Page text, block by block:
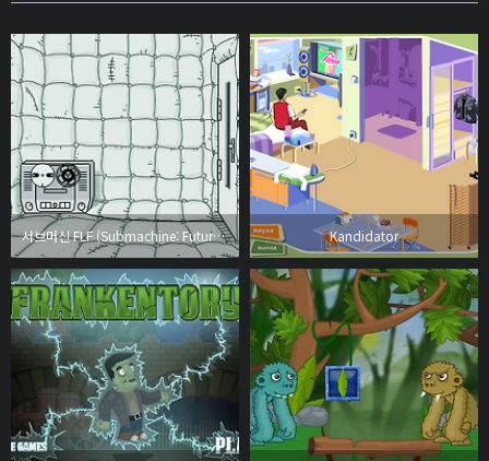
서브머신 FLF (Submachine: Future Loop Foundation) Kandidator